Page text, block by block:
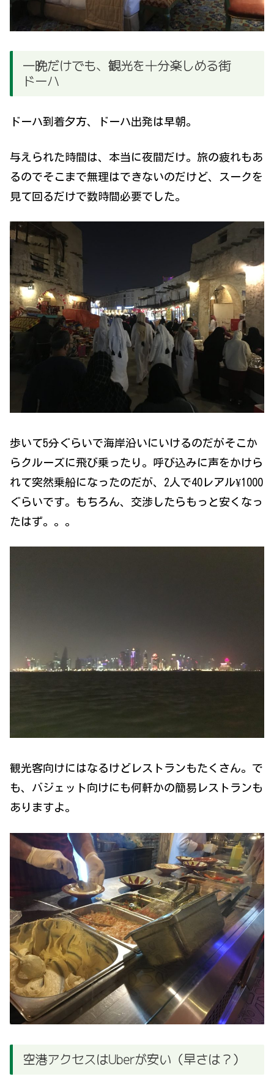
一晩だけでも、観光を十分楽しめる街
ドーハ
ドーハ到着夕方、ドーハ出発は早朝。
与えられた時間は、本当に夜間だけ。旅の疲れもあ
るのでそこまで無理はできないのだけど、スークを
見て回るだけで数時間必要でした。
歩いて5分ぐらいで海岸沿いにいけるのだがそこか
らクルーズに飛び乗ったり。呼び込みに声をかけら
れて突然乗船になったのだが、2人で40レアル¥1000
ぐらいです。もちろん、交渉したらもっと安くなっ
たはず。。。
観光客向けにはなるけどレストランもたくさん。で
も、バジェット向けにも何軒かの簡易レストランも
ありますよ。
空港アクセスはUberが安い（早さは？）